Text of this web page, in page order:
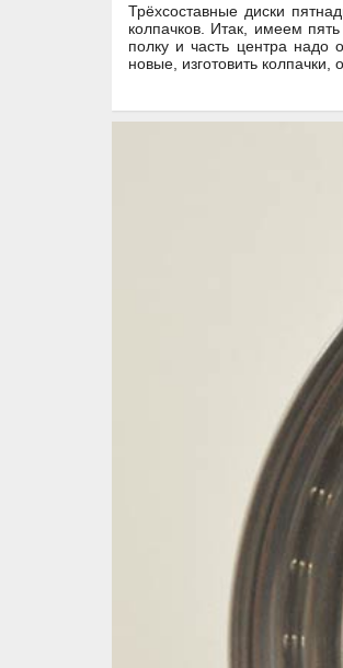
Трёхсоставные диски
колпачков. Итак, имеем
полку и часть центра надо
новые, изготовить колпачки,